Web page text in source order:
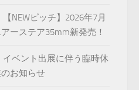
【NEWピッチ】2026年7月
ーステア35mm新発売！
イベント出展に伴う臨時休
お知らせ